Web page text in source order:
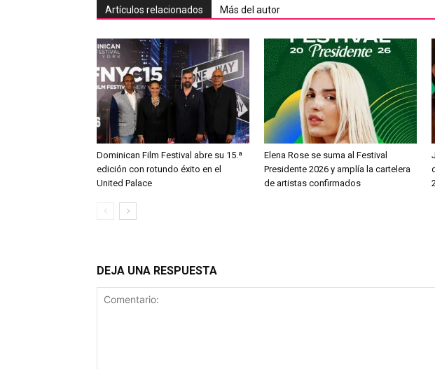
Artículos relacionados Más del autor
Dominican Film Festival abre su 15.ª
edición con rotundo éxito en el
United Palace
Elena Rose se suma al Festival
Presidente 2026 y amplía la cartelera
de artistas confirmados
DEJA UNA RESPUESTA